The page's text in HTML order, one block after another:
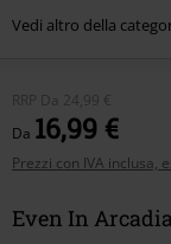
Vedi altro della
RRP Da 24,99 €
Da 16,99 €
Prezzi con IVA inclusa,
Even In